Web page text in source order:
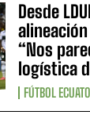
Desde
“Nos
logística
FÚTBOL